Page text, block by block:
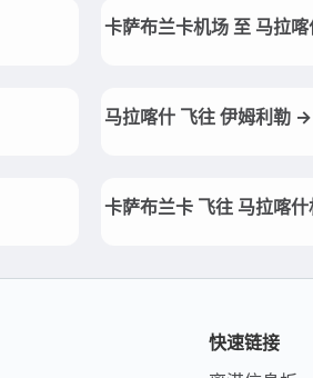
卡萨布兰卡机场 至 马拉
马拉喀什 飞往 伊姆利勒 →
卡萨布兰卡 飞往 马拉喀
快速链接